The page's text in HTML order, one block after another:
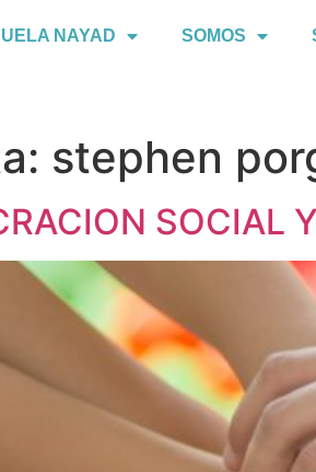
NAYAD SOMOS
stephen
SOCIAL